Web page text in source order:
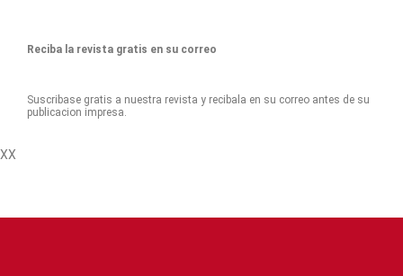
Reciba la revista gratis en su correo
Suscribase gratis a nuestra revista y recibala en su correo antes de su
publicacion impresa.
XX